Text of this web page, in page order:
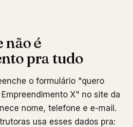
não é
pra tudo
o formulário "quero
X" no site da
nome, telefone e e-mail.
usa esses dados pra: